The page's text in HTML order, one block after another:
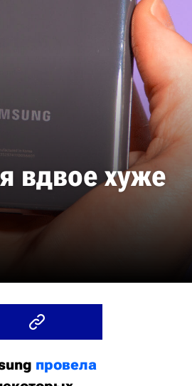
вдвое хуже
провела